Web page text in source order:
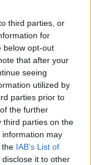
third parties, or
for
below opt-out
that after your
seeing
utilized by
parties prior to
the further
third parties on the
information may
the IAB’s List of
it to other
στο
της
πλούτου
από το